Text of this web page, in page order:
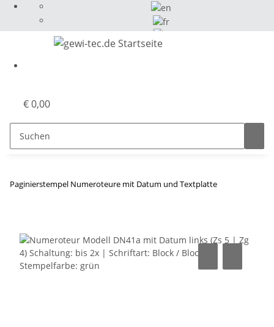
€ 0,00
Paginierstempel Numeroteure mit Datum und Textplatte